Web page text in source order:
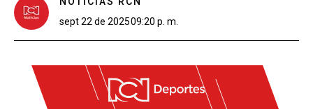
sept 22 de 202509:20 p. m.